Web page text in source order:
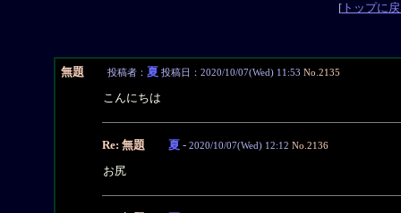
[トップに
無題 投稿者： 夏 投稿日：2020/10/07(Wed) 11:53 No.2135
こんにちは
Re: 無題 夏 - 2020/10/07(Wed) 12:12 No.2136
お尻